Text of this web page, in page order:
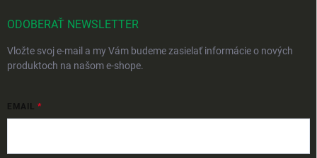
ODOBERAŤ NEWSLETTER
Vložte svoj e-mail a my Vám budeme zasielať informácie o nových
produktoch na našom e-shope.
EMAIL